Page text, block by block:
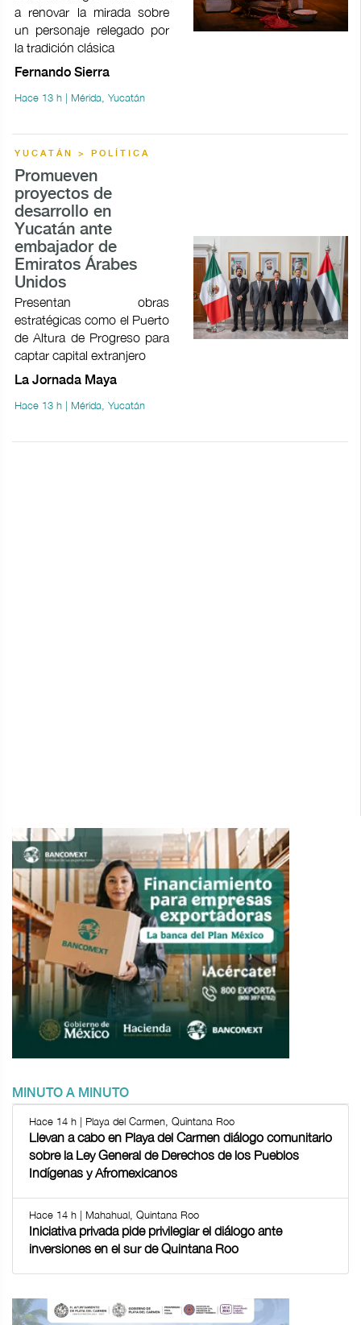
a renovar la mirada sobre
un personaje relegado por
la tradición clásica
Fernando Sierra
Hace 13 h | Mérida, Yucatán
YUCATÁN > POLÍTICA
Promueven
proyectos de
desarrollo en
Yucatán ante
embajador de
Emiratos Árabes
Unidos
Presentan obras
estratégicas como el Puerto
de Altura de Progreso para
captar capital extranjero
La Jornada Maya
Hace 13 h | Mérida, Yucatán
MINUTO A MINUTO
Hace 14 h | Playa del Carmen, Quintana Roo
Llevan a cabo en Playa del Carmen diálogo comunitario
sobre la Ley General de Derechos de los Pueblos
Indígenas y Afromexicanos
Hace 14 h | Mahahual, Quintana Roo
Iniciativa privada pide privilegiar el diálogo ante
inversiones en el sur de Quintana Roo